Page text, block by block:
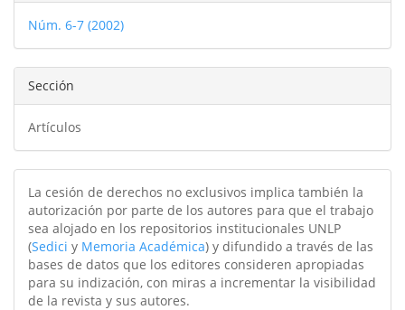
del
artículo
Núm. 6-7 (2002)
Sección
Artículos
La cesión de derechos no exclusivos implica también la
autorización por parte de los autores para que el trabajo
sea alojado en los repositorios institucionales UNLP
(Sedici y Memoria Académica) y difundido a través de las
bases de datos que los editores consideren apropiadas
para su indización, con miras a incrementar la visibilidad
de la revista y sus autores.